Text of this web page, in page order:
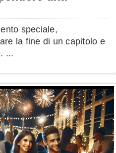
speciale,
la fine di un capitolo e
...